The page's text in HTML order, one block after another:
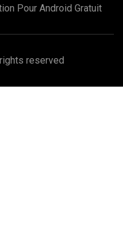
Pour Android Gratuit
reserved